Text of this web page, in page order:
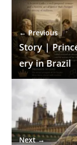
← Previous
Story |
ery in Brazil
Next →